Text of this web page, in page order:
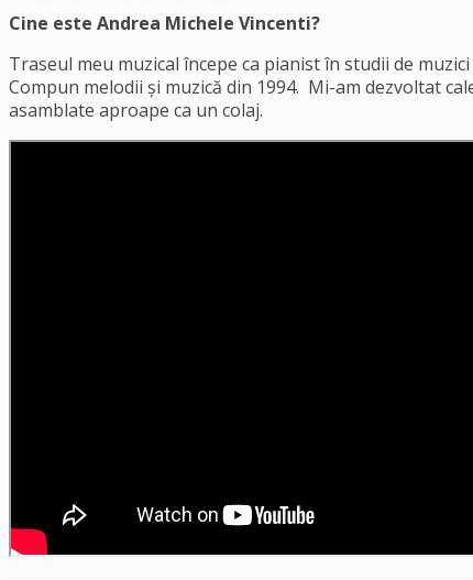
Cine este Andrea Michele Vincenti?
Traseul meu muzical începe ca pianist în studii de
Compun melodii și muzică din 1994. Mi-am dezvoltat
asamblate aproape ca un colaj.